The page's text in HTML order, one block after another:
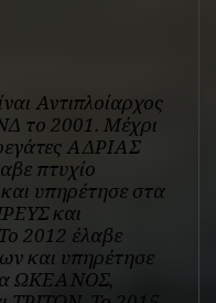
Αντιπλοίαρχος
το 2001. Μέχρι
ΑΔΡΙΑΣ
πτυχίο
υπηρέτησε στα
και
2012 έλαβε
και υπηρέτησε
ΩΚΕΑΝΟΣ,